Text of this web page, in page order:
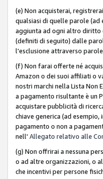
(e) Non acquisterai,
qualsiasi di quelle parole (ad
aggiunta ad ogni altro diritto
(definiti di seguito) dalle
l'esclusione attraverso
(f) Non farai offerte né
Amazon o dei suoi affiliati o
nostri marchi nella Lista Non
a pagamento risultante è un
acquistare pubblicità di
chiave generica (ad
pagamento o non a
nell' Allegato relativo alle
(g) Non offrirai a nessuna
o ad altre organizzazioni, o
che incentivi per persone